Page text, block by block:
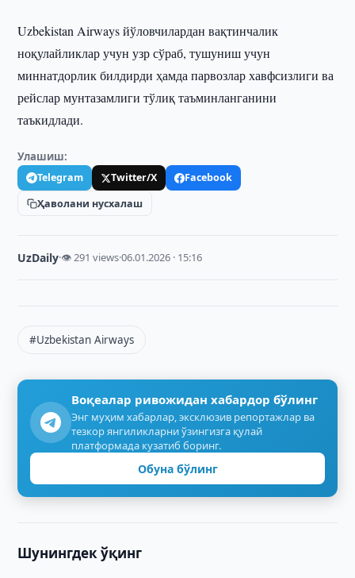
Uzbekistan Airways йўловчилардан вақтинчалик
ноқулайликлар учун узр сўраб, тушуниш учун
миннатдорлик билдирди ҳамда парвозлар хавфсизлиги ва
рейслар мунтазамлиги тўлиқ таъминланганини
таъкидлади.
Улашиш:
Telegram Twitter/X
Facebook
Ҳаволани нусхалаш
UzDaily·👁 291 views·06.01.2026 · 15:16
#Uzbekistan Airways
Воқеалар ривожидан хабардор бўлинг
Энг муҳим хабарлар, эксклюзив репортажлар ва
тезкор янгиликларни ўзингизга қулай
платформада кузатиб боринг.
Обуна бўлинг
Шунингдек ўқинг